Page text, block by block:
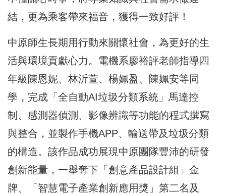
結，更為乘客帶來福音，獲得一致好評！
中原師生長期用行動來關懷社會，為更好的生
活與環境貢獻心力。電機系廖裕評老師指導四
年級陳恩妮、林沂萱、楊姵盈、陳姵安等同
學，完成「全自動AI垃圾分類系統」馬達控
制、感測器偵測、影像辨識等功能的程式撰寫
與整合，並製作手機APP、輸送帶及垃圾分類
的構造。該作品成功展現中原團隊豐沛的研發
創新能量，一舉奪下「創意產品設計組」金
牌、「智慧電子產業創新應用獎」第二名及